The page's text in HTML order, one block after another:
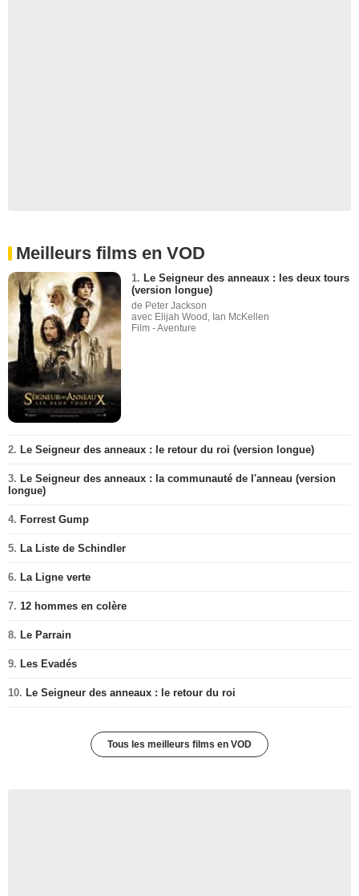
Meilleurs films en VOD
1. Le Seigneur des anneaux : les deux tours
(version longue)
de Peter Jackson
avec Elijah Wood, Ian McKellen
Film - Aventure
2. Le Seigneur des anneaux : le retour du roi (version longue)
3. Le Seigneur des anneaux : la communauté de l'anneau (version
longue)
4. Forrest Gump
5. La Liste de Schindler
6. La Ligne verte
7. 12 hommes en colère
8. Le Parrain
9. Les Evadés
10. Le Seigneur des anneaux : le retour du roi
Tous les meilleurs films en VOD